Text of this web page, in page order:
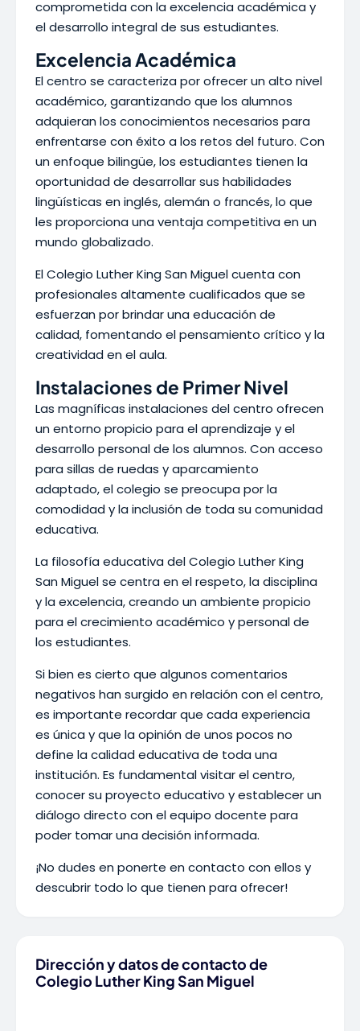
comprometida con la excelencia académica y
el desarrollo integral de sus estudiantes.
Excelencia Académica
El centro se caracteriza por ofrecer un alto nivel
académico, garantizando que los alumnos
adquieran los conocimientos necesarios para
enfrentarse con éxito a los retos del futuro. Con
un enfoque bilingüe, los estudiantes tienen la
oportunidad de desarrollar sus habilidades
lingüísticas en inglés, alemán o francés, lo que
les proporciona una ventaja competitiva en un
mundo globalizado.
El Colegio Luther King San Miguel cuenta con
profesionales altamente cualificados que se
esfuerzan por brindar una educación de
calidad, fomentando el pensamiento crítico y la
creatividad en el aula.
Instalaciones de Primer Nivel
Las magníficas instalaciones del centro ofrecen
un entorno propicio para el aprendizaje y el
desarrollo personal de los alumnos. Con acceso
para sillas de ruedas y aparcamiento
adaptado, el colegio se preocupa por la
comodidad y la inclusión de toda su comunidad
educativa.
La filosofía educativa del Colegio Luther King
San Miguel se centra en el respeto, la disciplina
y la excelencia, creando un ambiente propicio
para el crecimiento académico y personal de
los estudiantes.
Si bien es cierto que algunos comentarios
negativos han surgido en relación con el centro,
es importante recordar que cada experiencia
es única y que la opinión de unos pocos no
define la calidad educativa de toda una
institución. Es fundamental visitar el centro,
conocer su proyecto educativo y establecer un
diálogo directo con el equipo docente para
poder tomar una decisión informada.
¡No dudes en ponerte en contacto con ellos y
descubrir todo lo que tienen para ofrecer!
Dirección y datos de contacto de
Colegio Luther King San Miguel